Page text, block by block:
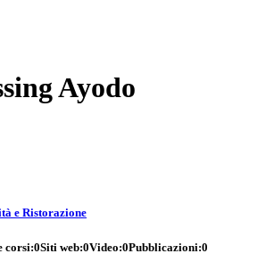
Ayodo
e Ristorazione
corsi:0Siti web:0Video:0Pubblicazioni:0